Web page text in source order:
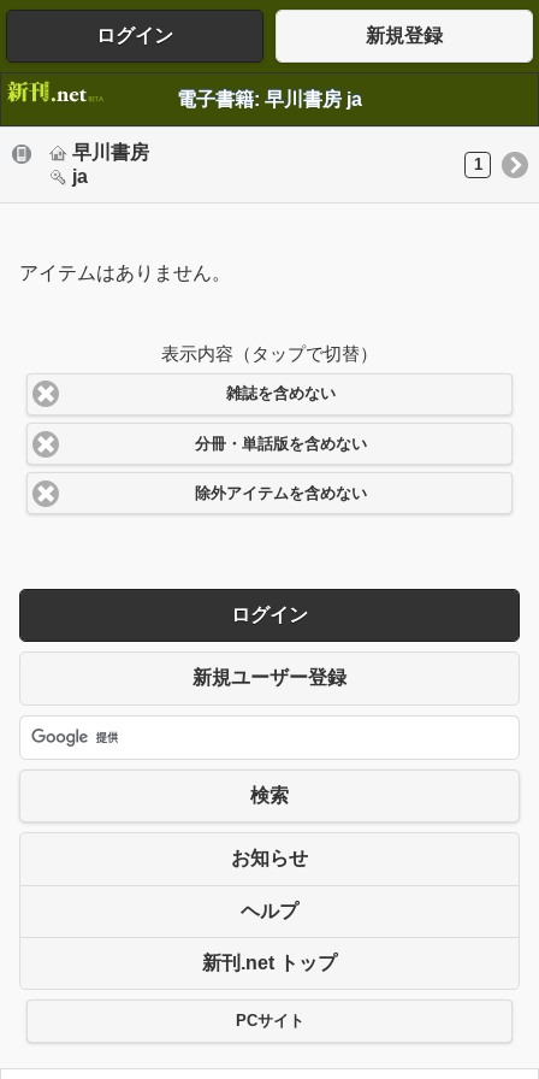
ログイン 新規登録
電子書籍: 早川書房 ja
早川書房
ja
1
アイテムはありません。
表示内容（タップで切替）
雑誌を含めない
分冊・単話版を含めない
除外アイテムを含めない
ログイン
新規ユーザー登録
検索
お知らせ
ヘルプ
新刊.net トップ
PCサイト